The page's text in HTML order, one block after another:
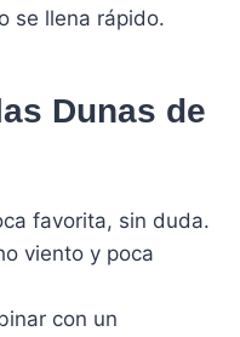
se llena rápido.
Dunas de
favorita, sin duda.
viento y poca
con un